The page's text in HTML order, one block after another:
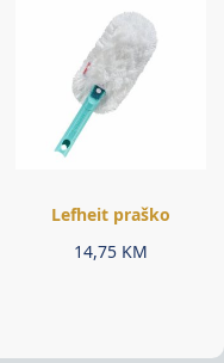
Lefheit praško
14,75 KM